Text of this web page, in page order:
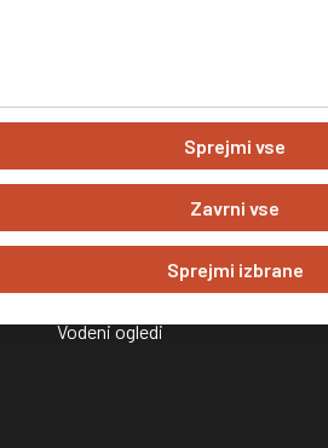
Sprejmi vse
Zavrni vse
Sprejmi izbrane
Muzej
Predstavitev
Kako do nas?
Muzejski dogodki
Raziskave in projekti
Vodeni ogledi